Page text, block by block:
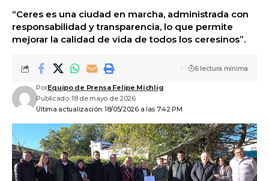
“Ceres es una ciudad en marcha, administrada con
responsabilidad y transparencia, lo que permite
mejorar la calidad de vida de todos los ceresinos”.
Última actualización: 18/05/2026 a las 7:42 PM
PorEquipo de Prensa Felipe Michlig
Publicado: 18 de mayo de 2026
6 lectura mínima